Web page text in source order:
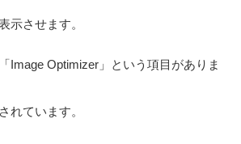
示させます。
Image Optimizer」という項目がありま
れています。